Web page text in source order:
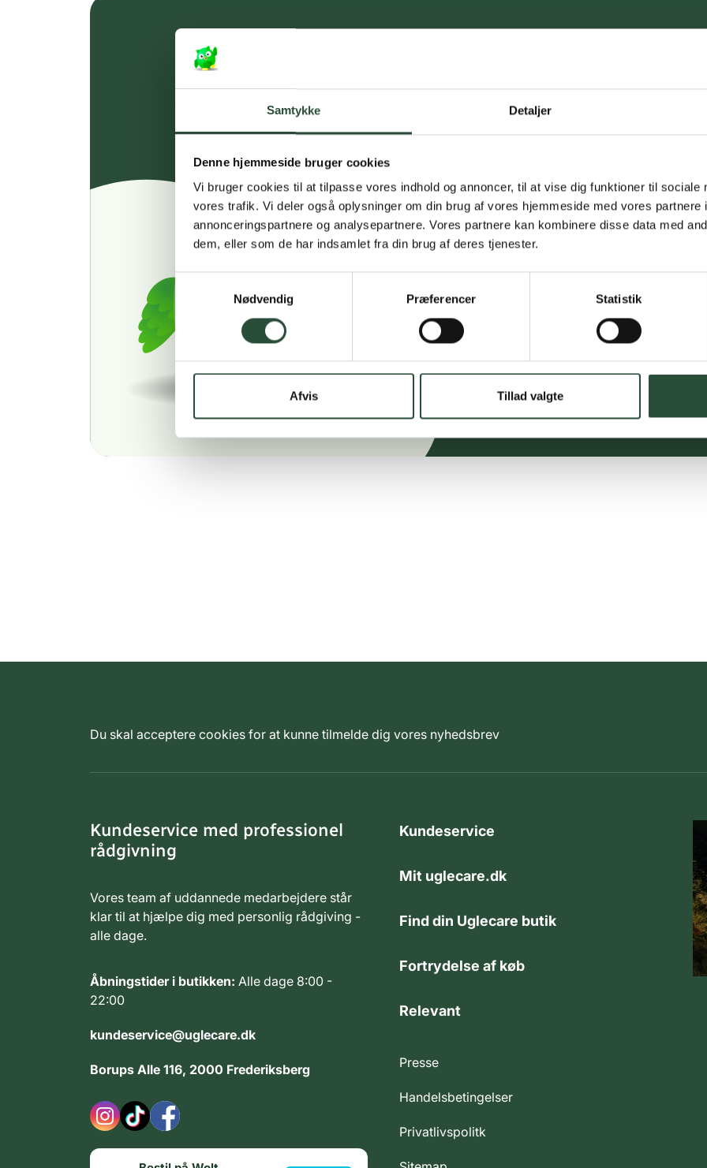
Samtykke Detaljer
Denne hjemmeside bruger cookies
Vi bruger cookies til at tilpasse vores indhold og annoncer, til at vise dig funktioner til sociale
vores trafik. Vi deler også oplysninger om din brug af vores hjemmeside med vores partnere
annonceringspartnere og analysepartnere. Vores partnere kan kombinere disse data med
dem, eller som de har indsamlet fra din brug af deres tjenester.
Samtykkevalg
Nødvendig
Præferencer Statistik
Afvis Tillad valgte
Gratis fragt
Personlig
Hurtig
Hurtigt leveringen via
Stort udvalg
Vi tilbyder et stort
spændende
Læs mere om
Du skal acceptere cookies for at kunne tilmelde dig vores nyhedsbrev
Kundeservice med professionel
rådgivning
Vores team af uddannede medarbejdere står
klar til at hjælpe dig med personlig rådgiving -
alle dage.
Åbningstider i butikken: Alle dage 8:00 -
22:00
kundeservice@uglecare.dk
Borups Alle 116, 2000 Frederiksberg
Kundeservice
Mit uglecare.dk
Find din Uglecare butik
Fortrydelse af køb
Relevant
Presse
Handelsbetingelser
Privatlivspolitk